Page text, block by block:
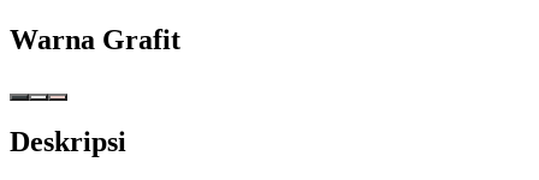
Warna Grafit
Deskripsi